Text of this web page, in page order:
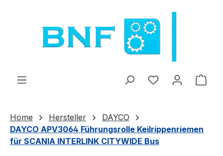
Du hast 0
Home Hersteller
DAYCO
DAYCO APV3064 Führungsrolle Keilrippenriemen
für SCANIA INTERLINK CITYWIDE Bus